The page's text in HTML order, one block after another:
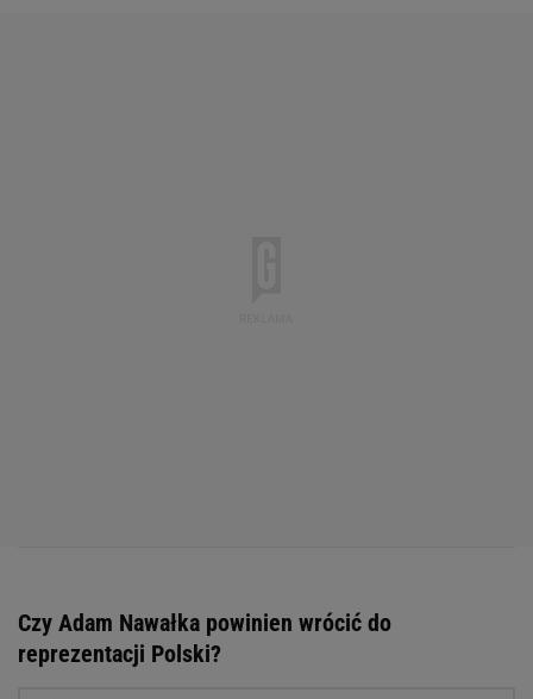
Czy Adam Nawałka powinien wrócić do
reprezentacji Polski?